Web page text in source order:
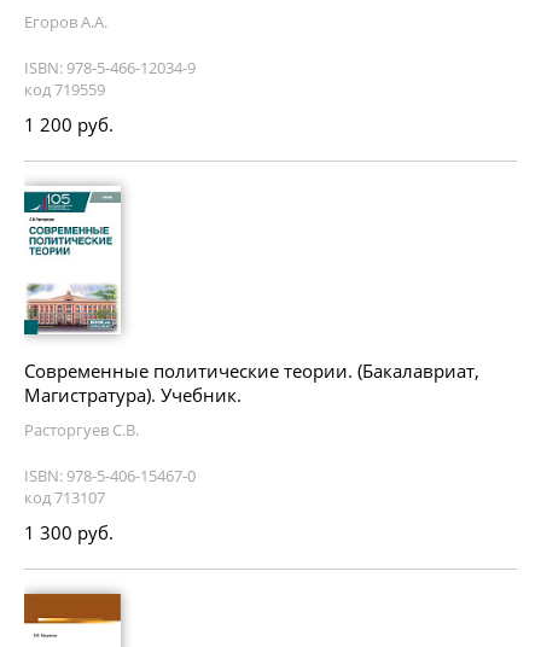
Егоров А.А.
ISBN: 978-5-466-12034-9
код 719559
1 200 руб.
Современные политические теории. (Бакалавриат,
Магистратура). Учебник.
Расторгуев С.В.
ISBN: 978-5-406-15467-0
код 713107
1 300 руб.